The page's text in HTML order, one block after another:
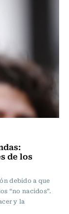
de los
debido a que
“no nacidos”.
y la